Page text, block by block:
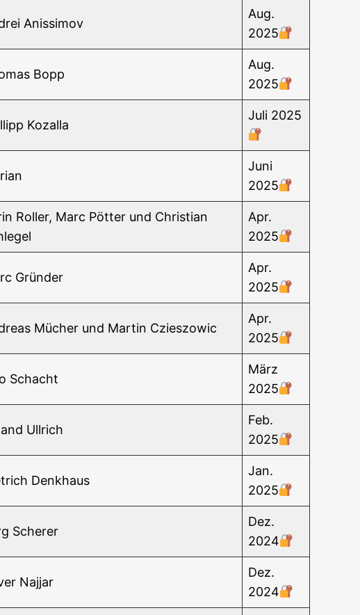
Anissimov
Aug.
2025
Bopp
Aug.
2025
Kozalla
Juli 2025
Juni
2025
Rol­ler, Marc Pöt­ter und Chris­ti­an
Apr.
2025
Grün­der
Apr.
2025
Mücher und Mar­tin Czieszowic
Apr.
2025
Schacht
März
2025
Ull­rich
Feb.
2025
Denkhaus
Jan.
2025
Sche­rer
Dez.
2024
Najjar
Dez.
2024